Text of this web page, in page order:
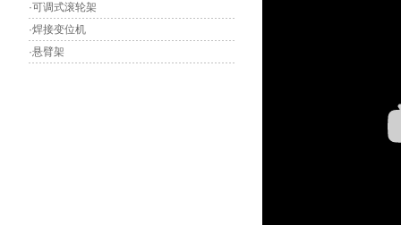
·可调式滚轮架
·焊接变位机
·悬臂架